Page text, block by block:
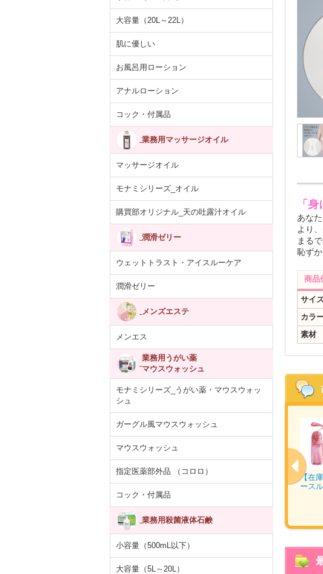
大容量（20L～22L）
肌に優しい
お風呂用ローション
アナルローション
コック・付属品
業務用マッサージオイル
マッサージオイル
モナミシリーズ_オイル
購買部オリジナル_天の吐露汁オイル
潤滑ゼリー
ウェットトラスト・アイスルーケア
潤滑ゼリー
メンズエステ
メンエス
業務用うがい薬
マウスウォッシュ
モナミシリーズ_うがい薬・マウスウォッ
シュ
ガーグル風マウスウォッシュ
マウスウォッシュ
指定医薬部外品 （コロロ）
コック・付属品
業務用殺菌液体石鹸
小容量（500mL以下）
大容量（5L～20L）
「
あな
より
まる
恥ず
商品
サイ
カラ
素材
【医薬部外品】薬用
泡 NOTクリーン…
(税抜)
(税込4,460円)
紙コップ 7オンス
(205ml)100個入り
(税込363円)
ュ ブルー ペパ…
(税込1,884円)
【在
ース